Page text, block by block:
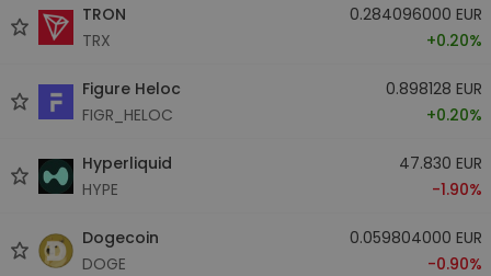
TRON
TRX
0.284096000 EUR
+0.20%
Figure Heloc
FIGR_HELOC
0.898128 EUR
+0.20%
Hyperliquid
HYPE
47.830 EUR
-1.90%
Dogecoin
DOGE
0.059804000 EUR
-0.90%